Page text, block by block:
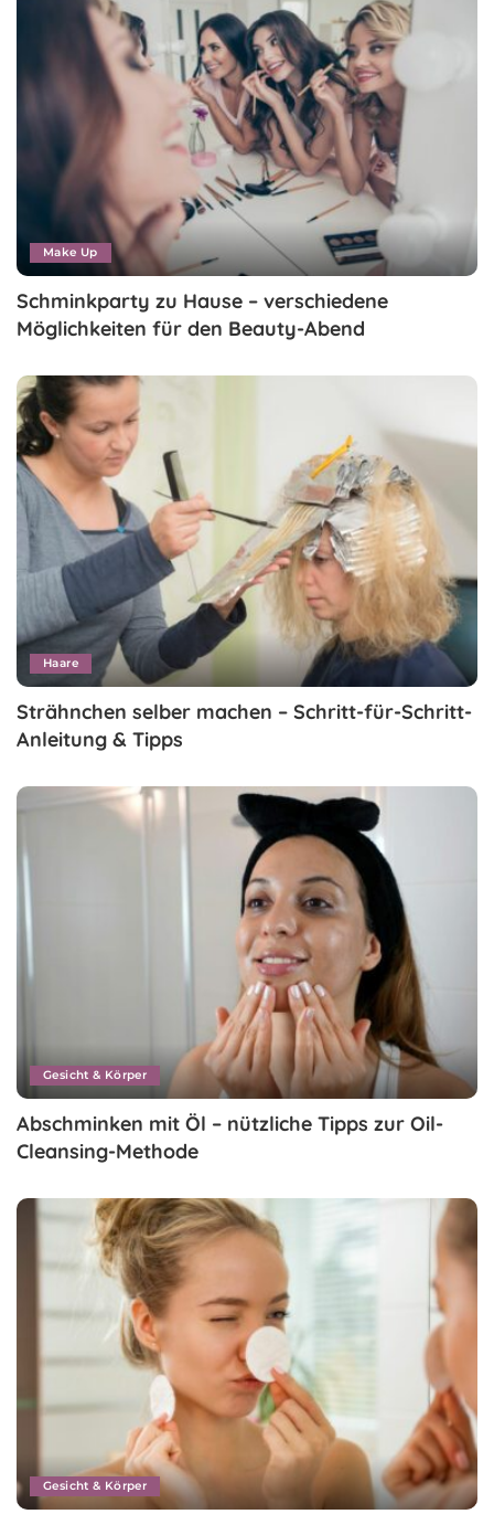
Make Up
Schminkparty zu Hause – verschiedene
Möglichkeiten für den Beauty-Abend
Haare
Strähnchen selber machen – Schritt-für-Schritt-
Anleitung & Tipps
Gesicht & Körper
Abschminken mit Öl – nützliche Tipps zur Oil-
Cleansing-Methode
Gesicht & Körper